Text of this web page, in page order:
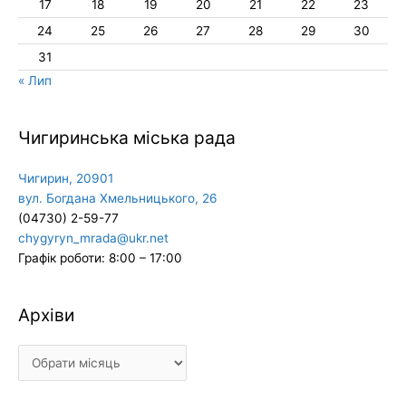
17
18 19 20 21 22
23
24
25 26 27 28 29
30
31
« Лип
Чигиринська міська рада
Чигирин, 20901
вул. Богдана Хмельницького, 26
(04730) 2-59-77
chygyryn_mrada@ukr.net
Графік роботи: 8:00 – 17:00
Архіви
Архіви